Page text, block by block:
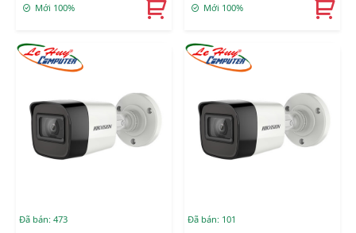
Mới 100% Mới 100%
Đã bán: 473 Đã bán: 101